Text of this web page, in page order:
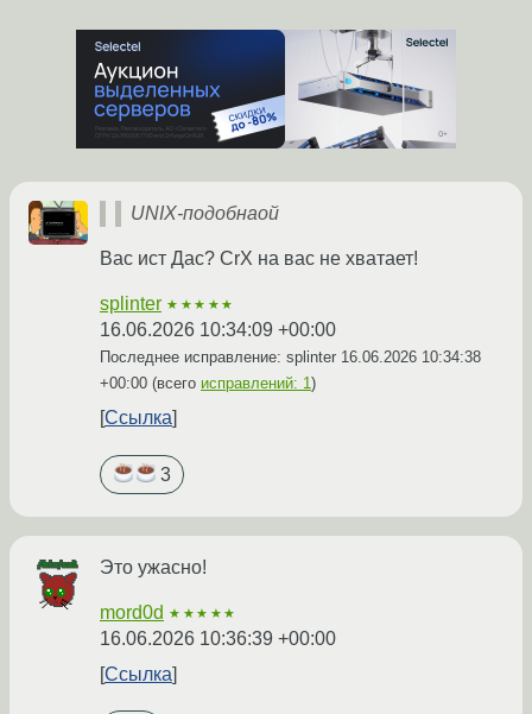
UNIX-подобнаой
Вас ист Дас? CrX на вас не хватает!
splinter ★★★★★
16.06.2026 10:34:09 +00:00
Последнее исправление: splinter 16.06.2026 10:34:38
+00:00 (всего исправлений: 1)
Ссылка
3
Это ужасно!
mord0d ★★★★★
16.06.2026 10:36:39 +00:00
Ссылка